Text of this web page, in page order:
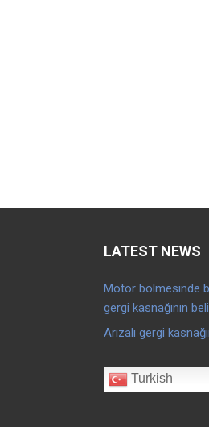
LATEST NEWS
Motor bölmesinde
gergi kasnağının
Arızalı gergi
Turkish